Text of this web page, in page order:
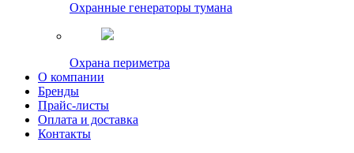
Охранные генераторы тумана
Охрана периметра
О компании
Бренды
Прайс-листы
Оплата и доставка
Контакты